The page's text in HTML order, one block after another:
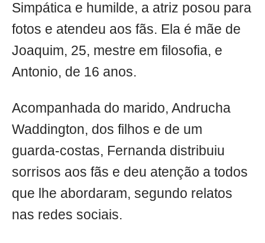
Simpática e humilde, a atriz posou para
fotos e atendeu aos fãs. Ela é mãe de
Joaquim, 25, mestre em filosofia, e
Antonio, de 16 anos.
Acompanhada do marido, Andrucha
Waddington, dos filhos e de um
guarda-costas, Fernanda distribuiu
sorrisos aos fãs e deu atenção a todos
que lhe abordaram, segundo relatos
nas redes sociais.